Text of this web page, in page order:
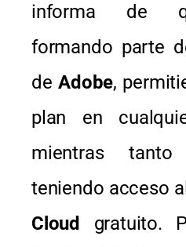
informa de
formando parte
de Adobe,
plan en
mientras
teniendo acceso
Cloud
gratuito.